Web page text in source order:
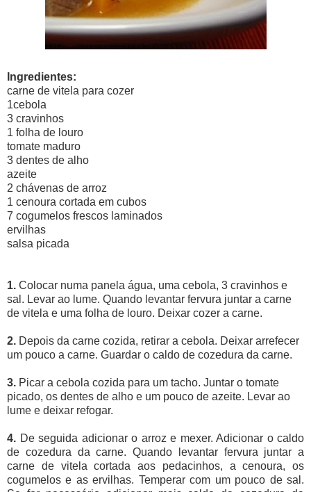
Ingredientes:
carne de vitela para cozer
1cebola
3 cravinhos
1 folha de louro
tomate maduro
3 dentes de alho
azeite
2 chávenas de arroz
1 cenoura cortada em cubos
7 cogumelos frescos laminados
ervilhas
salsa picada
1. Colocar numa panela água, uma cebola, 3 cravinhos e
sal. Levar ao lume. Quando levantar fervura juntar a carne
de vitela e uma folha de louro. Deixar cozer a carne.
2. Depois da carne cozida, retirar a cebola. Deixar arrefecer
um pouco a carne. Guardar o caldo de cozedura da carne.
3. Picar a cebola cozida para um tacho. Juntar o tomate
picado, os dentes de alho e um pouco de azeite. Levar ao
lume e deixar refogar.
4. De seguida adicionar o arroz e mexer. Adicionar o caldo
de cozedura da carne. Quando levantar fervura juntar a
carne de vitela cortada aos pedacinhos, a cenoura, os
cogumelos e as ervilhas. Temperar com um pouco de sal.